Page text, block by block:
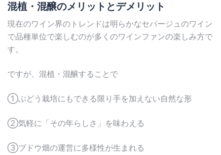
混植・混醸のメリットとデメリット
現在のワイン界のトレンドは明らかなセパージュのワイン
で品種単位で楽しむのが多くのワインファンの楽しみ方で
す。
ですが、混植・混醸することで
①ぶどう栽培にもできる限り手を加えない自然な形
②気軽に「その年らしさ」を味わえる
③ブドウ畑の運営に多様性が生まれる